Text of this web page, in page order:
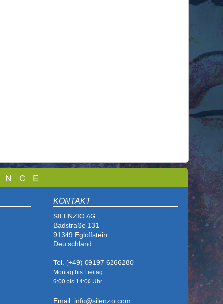
C E
KONTAKT
SILENZIO AG
Badstraße 131
91349 Egloffstein
Deutschland
Tel. (+49) 09197 6266280
Montag bis Freitag
9:00 bis 14:00 Uhr
Email: info@silenzio.com